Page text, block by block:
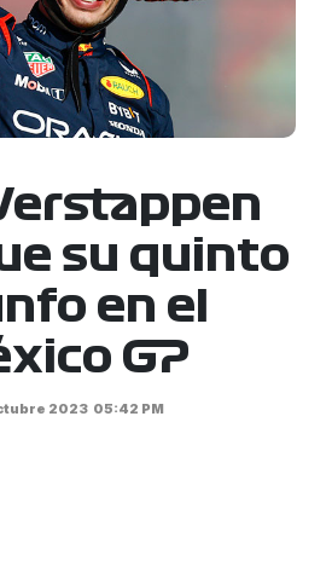
su quinto
en el
GP
2023 05:42 PM